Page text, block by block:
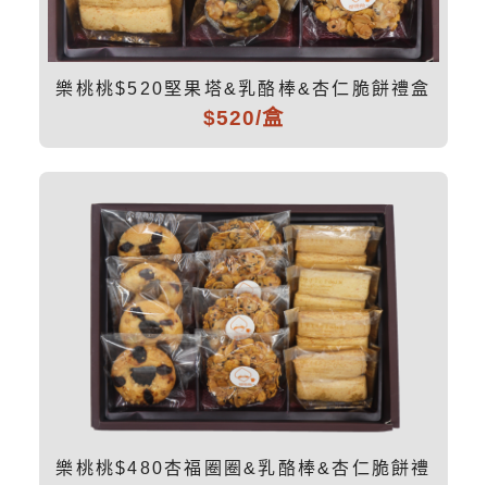
樂桃桃$520堅果塔&乳酪棒&杏仁脆餅禮盒
$520/盒
樂桃桃$480杏福圈圈&乳酪棒&杏仁脆餅禮